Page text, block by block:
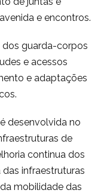
e encontros.
guarda-corpos
e acessos
e adaptações
desenvolvida no
de
continua dos
infraestruturas
mobilidade das